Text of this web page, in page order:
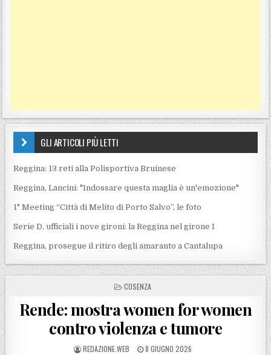
GLI ARTICOLI PIÙ LETTI
Reggina: 13 reti alla Polisportiva Bruinese
Reggina, Lancini: "Indossare questa maglia è un'emozione"
1° Meeting “Città di Melito di Porto Salvo”, le foto
Serie D, ufficiali i nove gironi: la Reggina nel girone I
Reggina, prosegue il ritiro degli amaranto a Cantalupa
POSTED IN
COSENZA
Rende: mostra women for women
contro violenza e tumore
POSTED BY
REDAZIONE.WEB POSTED ON
8 GIUGNO 2026